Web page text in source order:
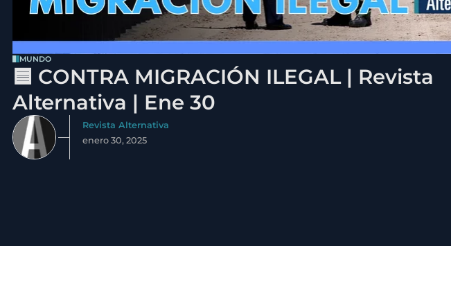
MUNDO
🟦 CONTRA MIGRACIÓN ILEGAL | Revista
Alternativa | Ene 30
Revista Alternativa
enero 30, 2025